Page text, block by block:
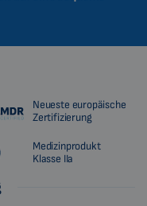
Neueste europäische
Zertifizierung
Medizinprodukt
Klasse IIa